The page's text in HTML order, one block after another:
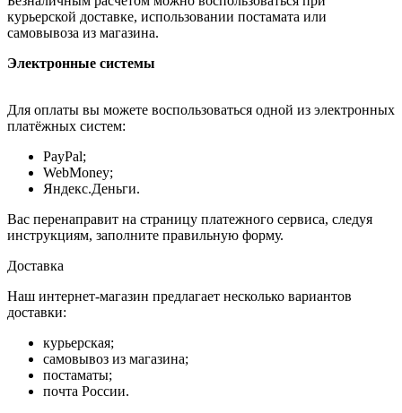
курьерской доставке, использовании постамата или
самовывоза из магазина.
Электронные системы
Для оплаты вы можете воспользоваться одной из электронных
платёжных систем:
PayPal;
WebMoney;
Яндекс.Деньги.
Вас перенаправит на страницу платежного сервиса, следуя
инструкциям, заполните правильную форму.
Доставка
Наш интернет-магазин предлагает несколько вариантов
доставки:
курьерская;
самовывоз из магазина;
постаматы;
почта России.